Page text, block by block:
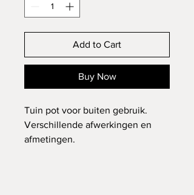
Add to Cart
Buy Now
Tuin pot voor buiten gebruik.
Verschillende afwerkingen en
afmetingen.